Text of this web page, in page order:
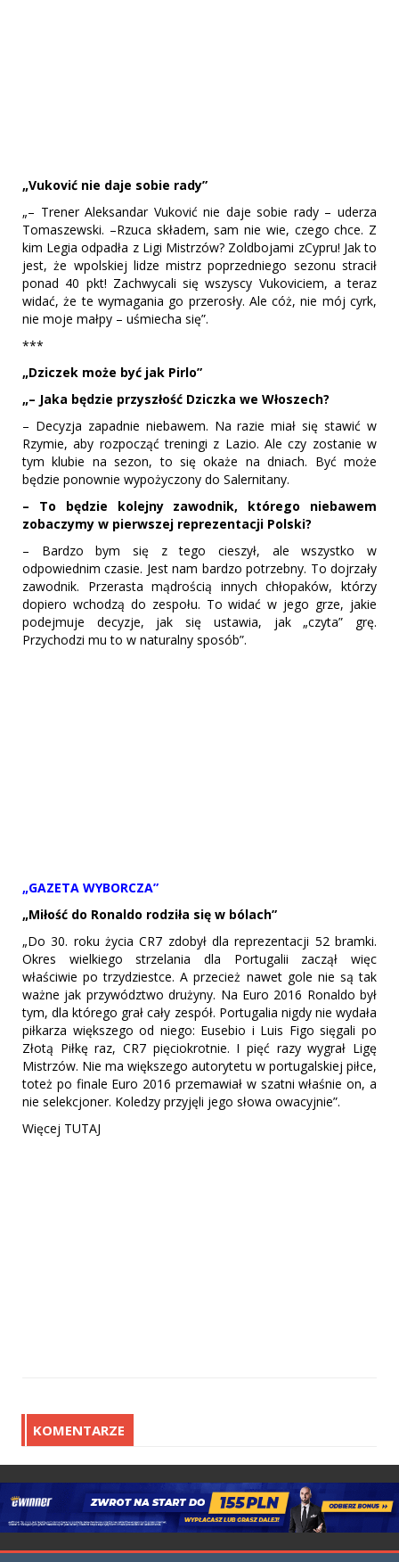
„Vuković nie daje sobie rady”
„– Trener Aleksandar Vuković nie daje sobie rady – uderza
Tomaszewski. –Rzuca składem, sam nie wie, czego chce. Z
kim Legia odpadła z Ligi Mistrzów? Zoldbojami zCypru! Jak to
jest, że wpolskiej lidze mistrz poprzedniego sezonu stracił
ponad 40 pkt! Zachwycali się wszyscy Vukoviciem, a teraz
widać, że te wymagania go przerosły. Ale cóż, nie mój cyrk,
nie moje małpy – uśmiecha się”.
***
„Dziczek może być jak Pirlo”
„– Jaka będzie przyszłość Dziczka we Włoszech?
– Decyzja zapadnie niebawem. Na razie miał się stawić w
Rzymie, aby rozpocząć treningi z Lazio. Ale czy zostanie w
tym klubie na sezon, to się okaże na dniach. Być może
będzie ponownie wypożyczony do Salernitany.
– To będzie kolejny zawodnik, którego niebawem
zobaczymy w pierwszej reprezentacji Polski?
– Bardzo bym się z tego cieszył, ale wszystko w
odpowiednim czasie. Jest nam bardzo potrzebny. To dojrzały
zawodnik. Przerasta mądrością innych chłopaków, którzy
dopiero wchodzą do zespołu. To widać w jego grze, jakie
podejmuje decyzje, jak się ustawia, jak „czyta” grę.
Przychodzi mu to w naturalny sposób”.
„GAZETA WYBORCZA”
„Miłość do Ronaldo rodziła się w bólach”
„Do 30. roku życia CR7 zdobył dla reprezentacji 52 bramki.
Okres wielkiego strzelania dla Portugalii zaczął więc
właściwie po trzydziestce. A przecież nawet gole nie są tak
ważne jak przywództwo drużyny. Na Euro 2016 Ronaldo był
tym, dla którego grał cały zespół. Portugalia nigdy nie wydała
piłkarza większego od niego: Eusebio i Luis Figo sięgali po
Złotą Piłkę raz, CR7 pięciokrotnie. I pięć razy wygrał Ligę
Mistrzów. Nie ma większego autorytetu w portugalskiej piłce,
toteż po finale Euro 2016 przemawiał w szatni właśnie on, a
nie selekcjoner. Koledzy przyjęli jego słowa owacyjnie”.
Więcej TUTAJ
KOMENTARZE